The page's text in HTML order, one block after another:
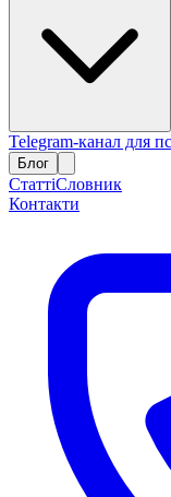
Telegram-канал для
Блог
СтаттіСловник
Контакти